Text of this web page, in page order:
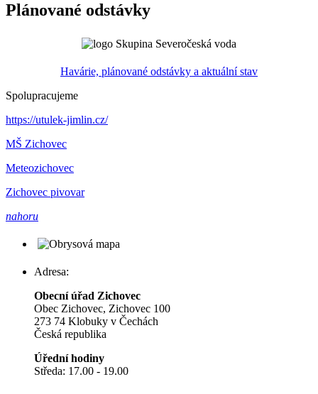
Plánované odstávky
Havárie, plánované odstávky a aktuální stav
Spolupracujeme
https://utulek-jimlin.cz/
MŠ Zichovec
Meteozichovec
Zichovec pivovar
nahoru
Adresa:
Obecní úřad Zichovec
Obec Zichovec, Zichovec 100
273 74 Klobuky v Čechách
Česká republika
Úřední hodiny
Středa: 17.00 - 19.00